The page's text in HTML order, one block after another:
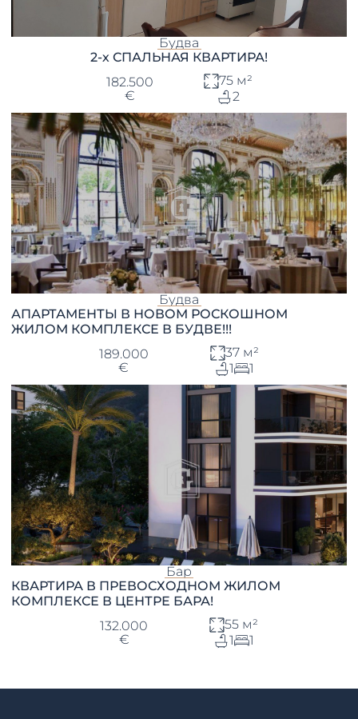
Будва
2-х СПАЛЬНАЯ КВАРТИРА!
182.500
€
75 м²
2
Будва
АПАРТАМЕНТЫ В НОВОМ РОСКОШНОМ
ЖИЛОМ КОМПЛЕКСЕ В БУДВЕ!!!
189.000
€
37 м²
1
1
Бар
КВАРТИРА В ПРЕВОСХОДНОМ ЖИЛОМ
КОМПЛЕКСЕ В ЦЕНТРЕ БАРА!
132.000
€
55 м²
1
1